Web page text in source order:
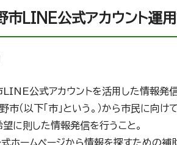
市LINE公式アカウント運
公式アカウントを活用した情報発信
野市（以下「市」という。）から市民に
に則した情報発信を行うこと。
式ホームページから情報を探すための